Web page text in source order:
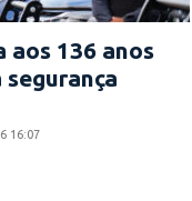
aos 136 anos
segurança
16:07